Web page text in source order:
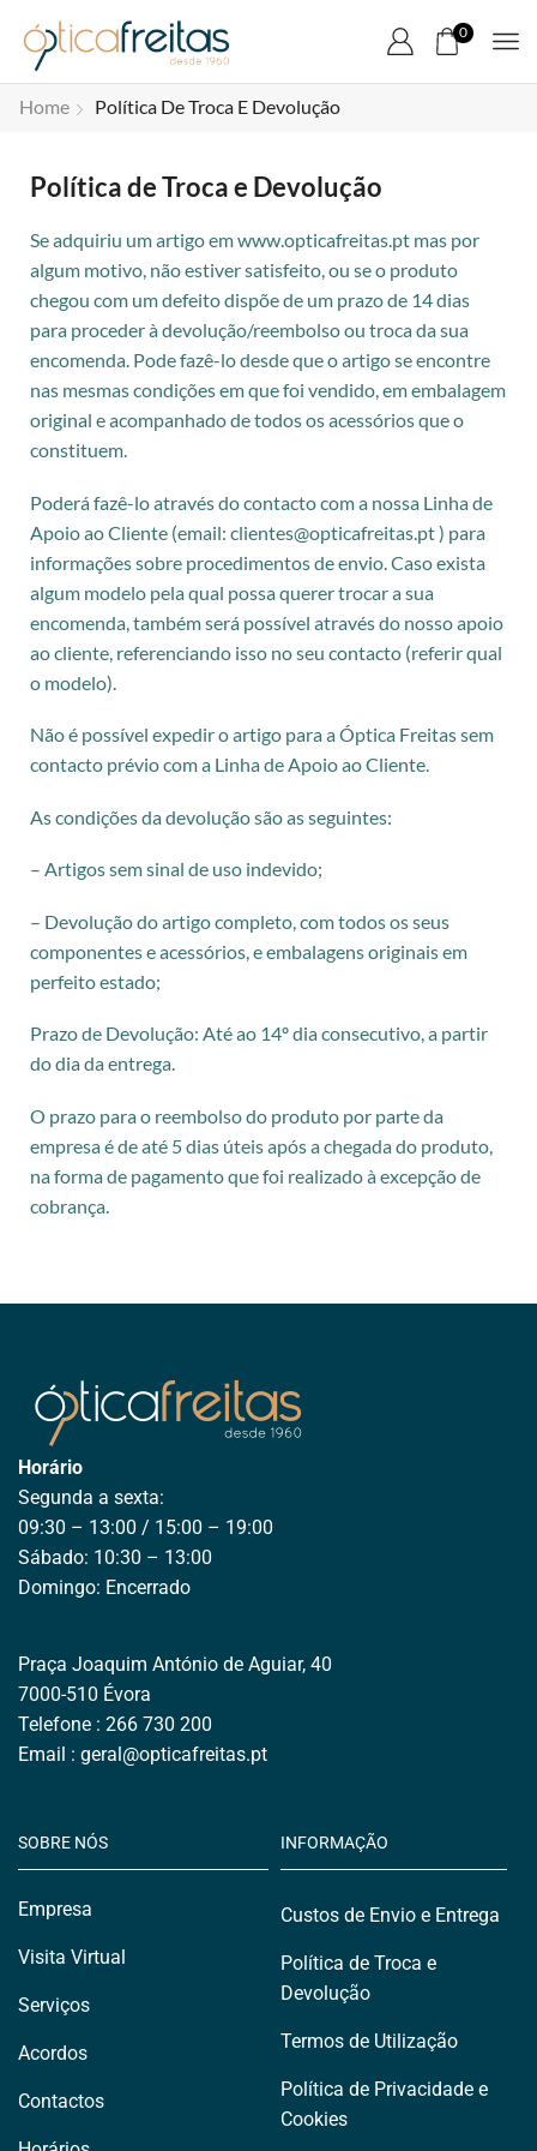
0
Home Política De Troca E Devolução
Política de Troca e Devolução
Se adquiriu um artigo em www.opticafreitas.pt mas por
algum motivo, não estiver satisfeito, ou se o produto
chegou com um defeito dispõe de um prazo de 14 dias
para proceder à devolução/reembolso ou troca da sua
encomenda. Pode fazê-lo desde que o artigo se encontre
nas mesmas condições em que foi vendido, em embalagem
original e acompanhado de todos os acessórios que o
constituem.
Poderá fazê-lo através do contacto com a nossa Linha de
Apoio ao Cliente (email: clientes@opticafreitas.pt ) para
informações sobre procedimentos de envio. Caso exista
algum modelo pela qual possa querer trocar a sua
encomenda, também será possível através do nosso apoio
ao cliente, referenciando isso no seu contacto (referir qual
o modelo).
Não é possível expedir o artigo para a Óptica Freitas sem
contacto prévio com a Linha de Apoio ao Cliente.
As condições da devolução são as seguintes:
– Artigos sem sinal de uso indevido;
– Devolução do artigo completo, com todos os seus
componentes e acessórios, e embalagens originais em
perfeito estado;
Prazo de Devolução: Até ao 14º dia consecutivo, a partir
do dia da entrega.
O prazo para o reembolso do produto por parte da
empresa é de até 5 dias úteis após a chegada do produto,
na forma de pagamento que foi realizado à excepção de
cobrança.
Horário
Segunda a sexta:
09:30 – 13:00 / 15:00 – 19:00
Sábado: 10:30 – 13:00
Domingo: Encerrado
Praça Joaquim António de Aguiar, 40
7000-510 Évora
Telefone : 266 730 200
Email : geral@opticafreitas.pt
SOBRE NÓS
Empresa
Visita Virtual
Serviços
Acordos
Contactos
INFORMAÇÃO
Custos de Envio e Entrega
Política de Troca e
Devolução
Termos de Utilização
Política de Privacidade e
Cookies